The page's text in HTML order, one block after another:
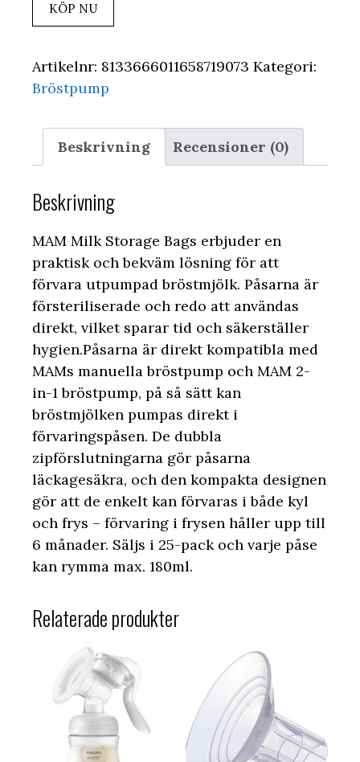
KÖP NU
Artikelnr: 8133666011658719073 Kategori:
Bröstpump
Beskrivning Recensioner (0)
Beskrivning
MAM Milk Storage Bags erbjuder en
praktisk och bekväm lösning för att
förvara utpumpad bröstmjölk. Påsarna är
försteriliserade och redo att användas
direkt, vilket sparar tid och säkerställer
hygien.Påsarna är direkt kompatibla med
MAMs manuella bröstpump och MAM 2-
in-1 bröstpump, på så sätt kan
bröstmjölken pumpas direkt i
förvaringspåsen. De dubbla
zipförslutningarna gör påsarna
läckagesäkra, och den kompakta designen
gör att de enkelt kan förvaras i både kyl
och frys – förvaring i frysen håller upp till
6 månader. Säljs i 25-pack och varje påse
kan rymma max. 180ml.
Relaterade produkter